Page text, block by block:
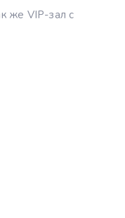
же VIP-зал с